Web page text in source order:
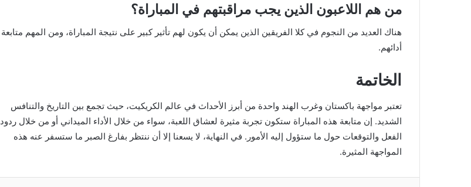
من هم اللاعبون الذين يجب مراقبتهم في المباراة؟
هناك العديد من النجوم في كلا الفريقين الذين يمكن أن يكون لهم تأثير كبير على نتيجة المباراة، ومن المهم متابعة
أدائهم.
الخاتمة
تعتبر مواجهة باكستان وغرب الهند واحدة من أبرز الأحداث في عالم الكريكيت، حيث تجمع بين التاريخ والتنافس
الشديد. إن متابعة هذه المباراة ستكون تجربة مثيرة لعشاق اللعبة، سواء من خلال الأداء الميداني أو من خلال ردود
الفعل والتوقعات حول ما ستؤول إليه الأمور. في النهاية، لا يسعنا إلا أن ننتظر بفارغ الصبر ما ستسفر عنه هذه
المواجهة المثيرة.